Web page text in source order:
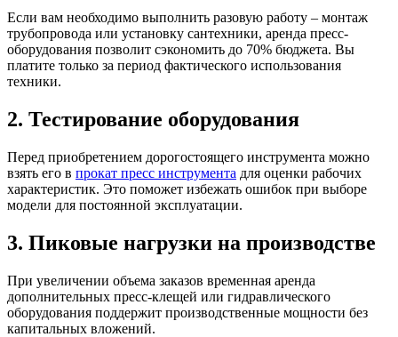
Если вам необходимо выполнить разовую работу – монтаж
трубопровода или установку сантехники, аренда пресс-
оборудования позволит сэкономить до 70% бюджета. Вы
платите только за период фактического использования
техники.
2. Тестирование оборудования
Перед приобретением дорогостоящего инструмента можно
взять его в прокат пресс инструмента для оценки рабочих
характеристик. Это поможет избежать ошибок при выборе
модели для постоянной эксплуатации.
3. Пиковые нагрузки на производстве
При увеличении объема заказов временная аренда
дополнительных пресс-клещей или гидравлического
оборудования поддержит производственные мощности без
капитальных вложений.